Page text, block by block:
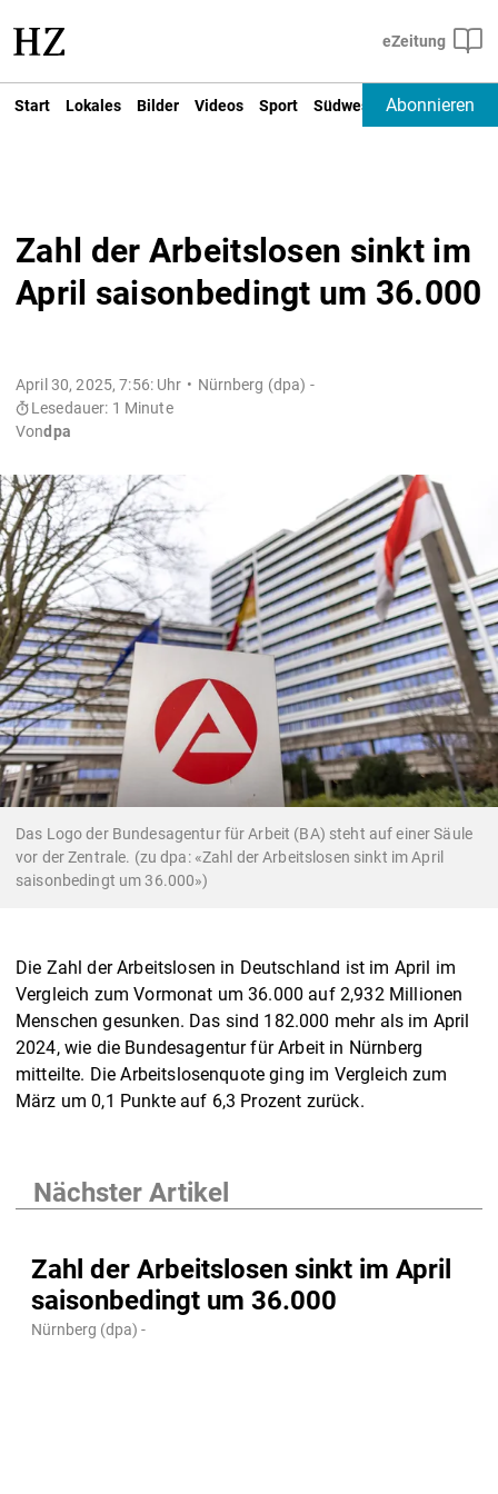
Start Lokales Bilder Videos Sport Südwest Deutschland
Abonnieren
Zahl der Arbeitslosen sinkt im
April saisonbedingt um 36.000
April 30, 2025, 7:56: Uhr
Nürnberg (dpa) -
Lesedauer: 1 Minute
Vondpa
Das Logo der Bundesagentur für Arbeit (BA) steht auf einer Säule
vor der Zentrale. (zu dpa: «Zahl der Arbeitslosen sinkt im April
saisonbedingt um 36.000»)
Die Zahl der Arbeitslosen in Deutschland ist im April im
Vergleich zum Vormonat um 36.000 auf 2,932 Millionen
Menschen gesunken. Das sind 182.000 mehr als im April
2024, wie die Bundesagentur für Arbeit in Nürnberg
mitteilte. Die Arbeitslosenquote ging im Vergleich zum
März um 0,1 Punkte auf 6,3 Prozent zurück.
Nächster Artikel
Zahl der Arbeitslosen sinkt im April
saisonbedingt um 36.000
Nürnberg (dpa) -